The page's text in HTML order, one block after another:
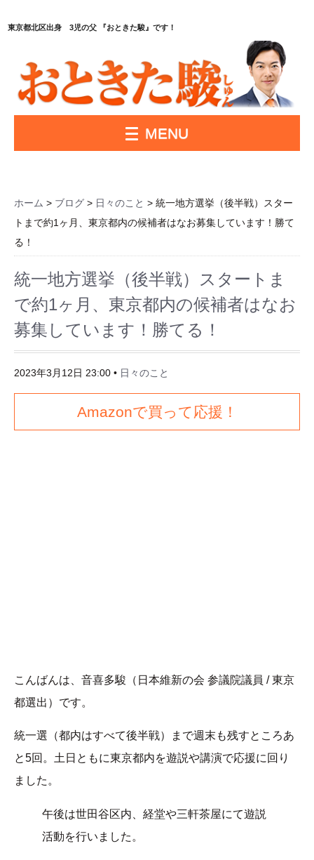
東京都北区出身 3児の父 『おときた駿』です！
MENU
ホーム > ブログ > 日々のこと > 統一地方選挙（後半戦）スター
トまで約1ヶ月、東京都内の候補者はなお募集しています！勝て
る！
統一地方選挙（後半戦）スタートま
で約1ヶ月、東京都内の候補者はなお
募集しています！勝てる！
2023年3月12日 23:00 • 日々のこと
Amazonで買って応援！
こんばんは、音喜多駿（日本維新の会 参議院議員 / 東京
都選出）です。
統一選（都内はすべて後半戦）まで週末も残すところあ
と5回。土日ともに東京都内を遊説や講演で応援に回り
ました。
午後は世田谷区内、経堂や三軒茶屋にて遊説
活動を行いました。